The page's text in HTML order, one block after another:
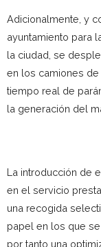
Adicionalmente, y
ayuntamiento para
la ciudad, se
en los camiones
tiempo real de
la generación del
La introducción de
en el servicio
una recogida
papel en los que
por tanto una